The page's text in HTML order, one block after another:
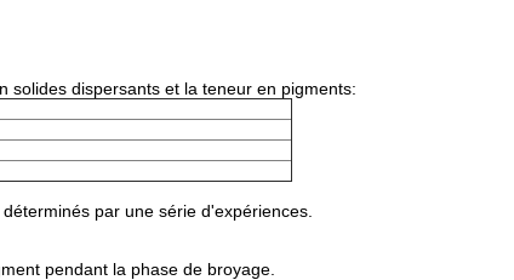
solides dispersants et la teneur en pigments:
par une série d'expériences.
pendant la phase de broyage.